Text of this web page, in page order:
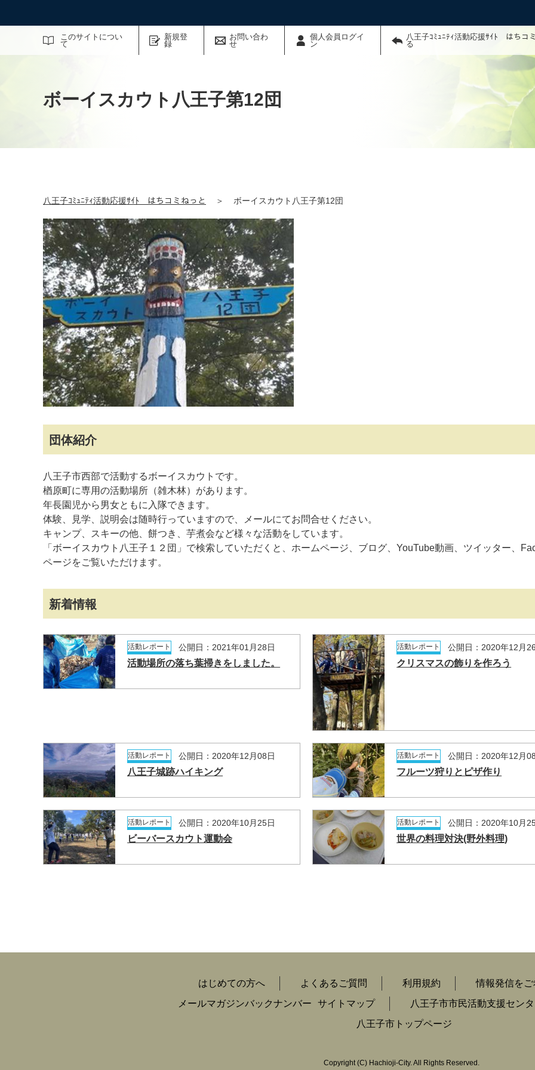
このサイトについ
て
新規登
録
お問い合わ
せ
個人会員ログイ
ン
八王子ｺﾐｭﾆﾃｨ活動応援ｻｲﾄ はちコ
る
サイト内検索
ボーイスカウト八王子第12団
八王子ｺﾐｭﾆﾃｨ活動応援ｻｲﾄ はちコミねっと ＞ ボーイスカウト八王子第12団
団体紹介
八王子市西部で活動するボーイスカウトです。
楢原町に専用の活動場所（雑木林）があります。
年長園児から男女ともに入隊できます。
体験、見学、説明会は随時行っていますので、メールにてお問合せください。
キャンプ、スキーの他、餅つき、芋煮会など様々な活動をしています。
「ボーイスカウト八王子１２団」で検索していただくと、ホームページ、ブログ、YouTube動画、ツイッター、
ページをご覧いただけます。
新着情報
活動レポート 公開日：2021年01月28日
活動場所の落ち葉掃きをしました。
活動レポート 公開日：2020年12月
クリスマスの飾りを作ろう
活動レポート 公開日：2020年12月08日
八王子城跡ハイキング
活動レポート 公開日：2020年12月
フルーツ狩りとピザ作り
活動レポート 公開日：2020年10月25日
ビーバースカウト運動会
活動レポート 公開日：2020年10月
世界の料理対決(野外料理)
マイメディア検索
はじめての方へ よくあるご質問 利用規約
情報発信を
メールマガジンバックナンバー
サイトマップ
八王子市市民活動支援セン
八王子市トップページ
Copyright(C) Hachioji-City. All Rights Reserved.